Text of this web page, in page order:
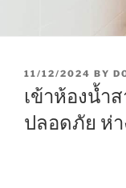
P
S
T
E
11/12/2024 BY
เข้าห้องน้ำ
ปลอดภัย ห่า